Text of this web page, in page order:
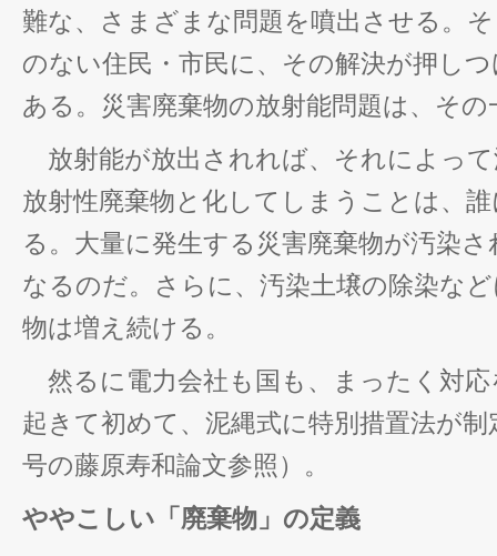
難な、さまざまな問題を噴出させる。
のない住民・市民に、その解決が押し
ある。災害廃棄物の放射能問題は、その
放射能が放出されれば、それによっ
放射性廃棄物と化してしまうことは、
る。大量に発生する災害廃棄物が汚染
なるのだ。さらに、汚染土壌の除染な
物は増え続ける。
然るに電力会社も国も、まったく対応
起きて初めて、泥縄式に特別措置法が
号の藤原寿和論文参照）。
ややこしい「廃棄物」の定義